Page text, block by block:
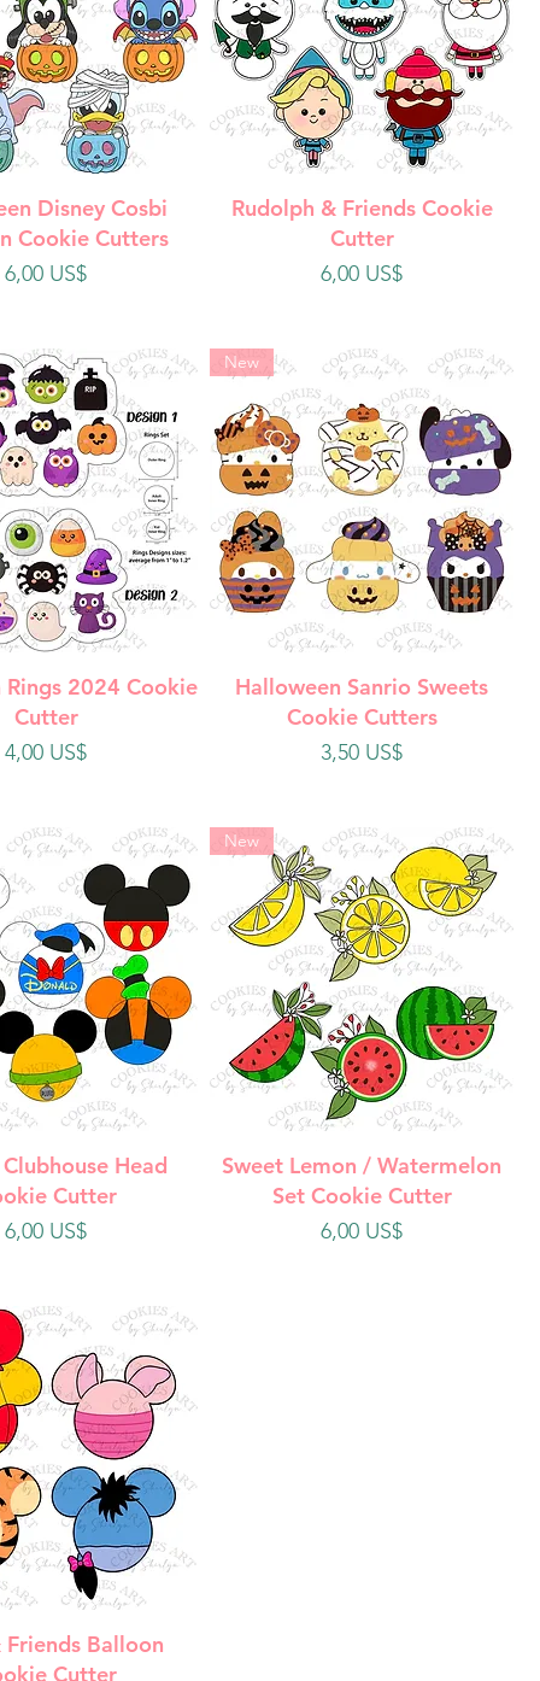
rápida
Disney Cosbi
Cookie Cutters
Precio
6,00 US$
Vista rápida
Rudolph & Friends Cookie
Cutter
Precio
6,00 US$
rápida
Rings 2024 Cookie
Cutter
Precio
4,00 US$
Vista rápida
New
Halloween Sanrio Sweets
Cookie Cutters
Precio
3,50 US$
rápida Head
Cutter
Precio
6,00 US$
Vista rápida
New
Sweet Lemon / Watermelon
Set Cookie Cutter
Precio
6,00 US$
rápida
Friends Balloon
Cutter